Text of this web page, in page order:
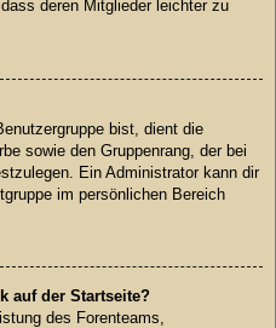
deren Mitglieder leichter zu
bist, dient die
sowie den Gruppenrang, der bei
Ein Administrator kann dir
im persönlichen Bereich
auf der Startseite?
des Forenteams,